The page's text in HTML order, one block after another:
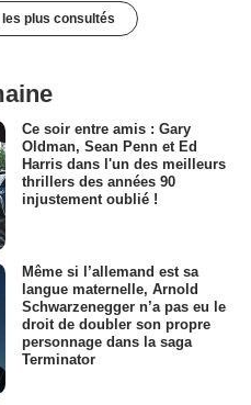
plus consultés
Ce soir entre amis : Gary
Oldman, Sean Penn et Ed
Harris dans l'un des meilleurs
thrillers des années 90
injustement oublié !
Même si l’allemand est sa
langue maternelle, Arnold
Schwarzenegger n’a pas eu le
droit de doubler son propre
personnage dans la saga
Terminator